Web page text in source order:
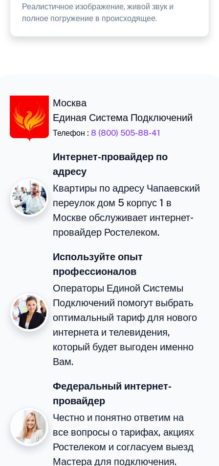
Реалистичное изображение, живой звук и
полное погружение в происходящее.
Москва
Единая Система Подключений
Телефон : 8 (800) 505-88-41
Интернет-провайдер по
адресу
Квартиры по адресу Чапаевский
переулок дом 5 корпус 1 в
Москве обслуживает интернет-
провайдер Ростелеком.
Используйте опыт
профессионалов
Операторы Единой Системы
Подключений помогут выбрать
оптимальный тариф для нового
интернета и телевидения,
который будет выгоден именно
Вам.
Федеральный интернет-
провайдер
Честно и понятно ответим на
все вопросы о тарифах, акциях
Ростелеком и согласуем выезд
Мастера для подключения.